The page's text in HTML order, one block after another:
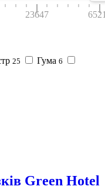
23647
25 Гума 6
Green Hotel